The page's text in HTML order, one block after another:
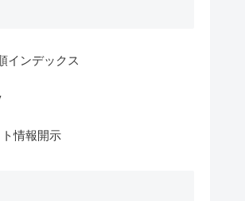
インデックス
情報開示